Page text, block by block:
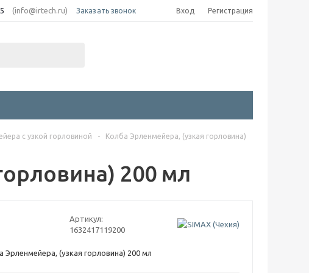
(info@irtech.ru) Заказать звонок Вход Регистрация
с узкой горловиной -
Колба Эрленмейера, (узкая горловина)
200 мл
Артикул:
1632417119200
Эрленмейера, (узкая горловина) 200 мл